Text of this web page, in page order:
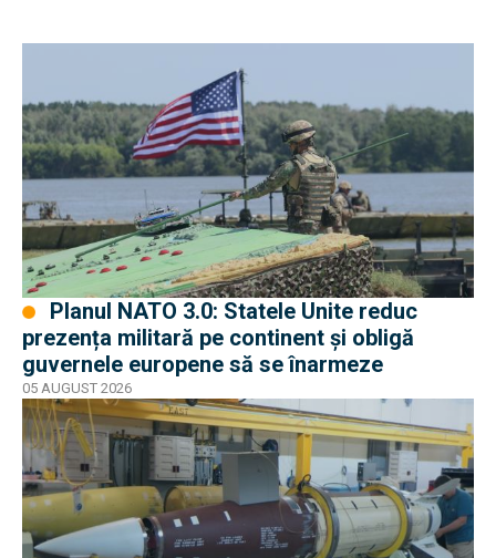
prezența militară pe continent și obligă
guvernele europene să se înarmeze
05 AUGUST 2026